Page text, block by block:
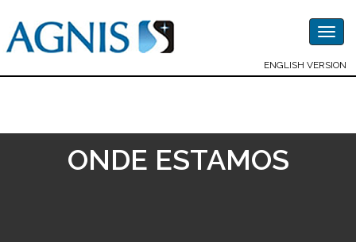
ENGLISH VERSION
ONDE ESTAMOS